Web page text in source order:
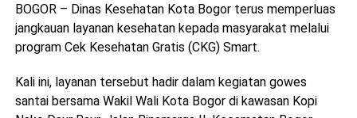
BOGOR – Dinas Kesehatan Kota Bogor terus memperluas
jangkauan layanan kesehatan kepada masyarakat melalui
program Cek Kesehatan Gratis (CKG) Smart.
Kali ini, layanan tersebut hadir dalam kegiatan gowes
santai bersama Wakil Wali Kota Bogor di kawasan Kopi